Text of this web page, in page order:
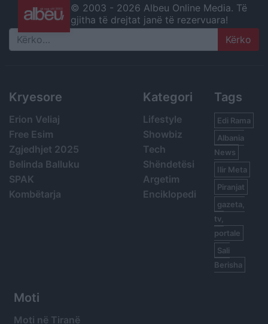
© 2003 - 2026 Albeu Online Media. Të
gjitha të drejtat janë të rezervuara!
Search
Kryesore
Erion Veliaj
Free Esim
Zgjedhjet 2025
Belinda Balluku
SPAK
Kombëtarja
Kategori
Lifestyle
Showbiz
Tech
Shëndetësi
Argetim
Enciklopedi
Tags
Edi Rama
Albania
News
Ilir Meta
Piranjat
gazeta,
tv,
portale
Sali
Berisha
Moti
Moti në Tiranë